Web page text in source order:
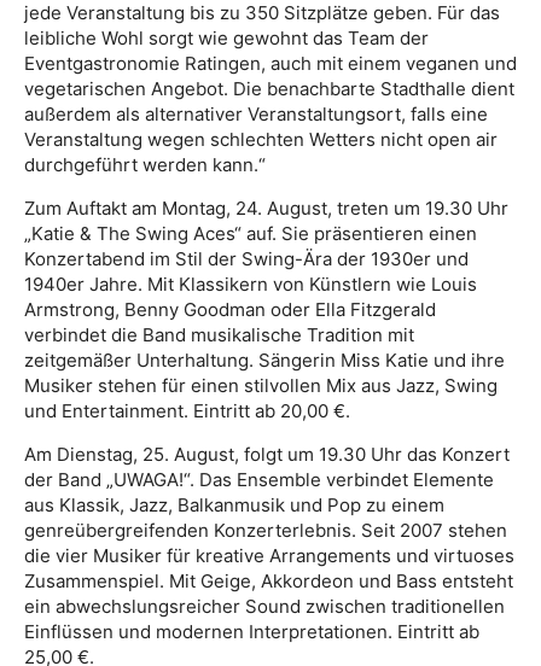
jede Veranstaltung bis zu 350 Sitzplätze geben. Für das
leibliche Wohl sorgt wie gewohnt das Team der
Eventgastronomie Ratingen, auch mit einem veganen und
vegetarischen Angebot. Die benachbarte Stadthalle dient
außerdem als alternativer Veranstaltungsort, falls eine
Veranstaltung wegen schlechten Wetters nicht open air
durchgeführt werden kann.“
Zum Auftakt am Montag, 24. August, treten um 19.30 Uhr
„Katie & The Swing Aces“ auf. Sie präsentieren einen
Konzertabend im Stil der Swing-Ära der 1930er und
1940er Jahre. Mit Klassikern von Künstlern wie Louis
Armstrong, Benny Goodman oder Ella Fitzgerald
verbindet die Band musikalische Tradition mit
zeitgemäßer Unterhaltung. Sängerin Miss Katie und ihre
Musiker stehen für einen stilvollen Mix aus Jazz, Swing
und Entertainment. Eintritt ab 20,00 €.
Am Dienstag, 25. August, folgt um 19.30 Uhr das Konzert
der Band „UWAGA!“. Das Ensemble verbindet Elemente
aus Klassik, Jazz, Balkanmusik und Pop zu einem
genreübergreifenden Konzerterlebnis. Seit 2007 stehen
die vier Musiker für kreative Arrangements und virtuoses
Zusammenspiel. Mit Geige, Akkordeon und Bass entsteht
ein abwechslungsreicher Sound zwischen traditionellen
Einflüssen und modernen Interpretationen. Eintritt ab
25,00 €.